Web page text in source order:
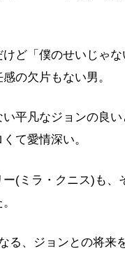
けど「僕のせいじゃ
の欠片もない男。
平凡なジョンの良
て愛情深い。
ー(ミラ・クニス)も、
る、ジョンとの将来